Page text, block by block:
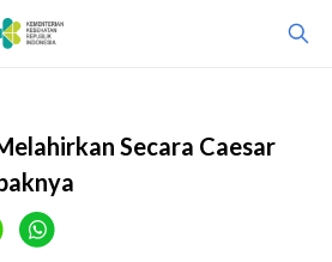
Secara Caesar